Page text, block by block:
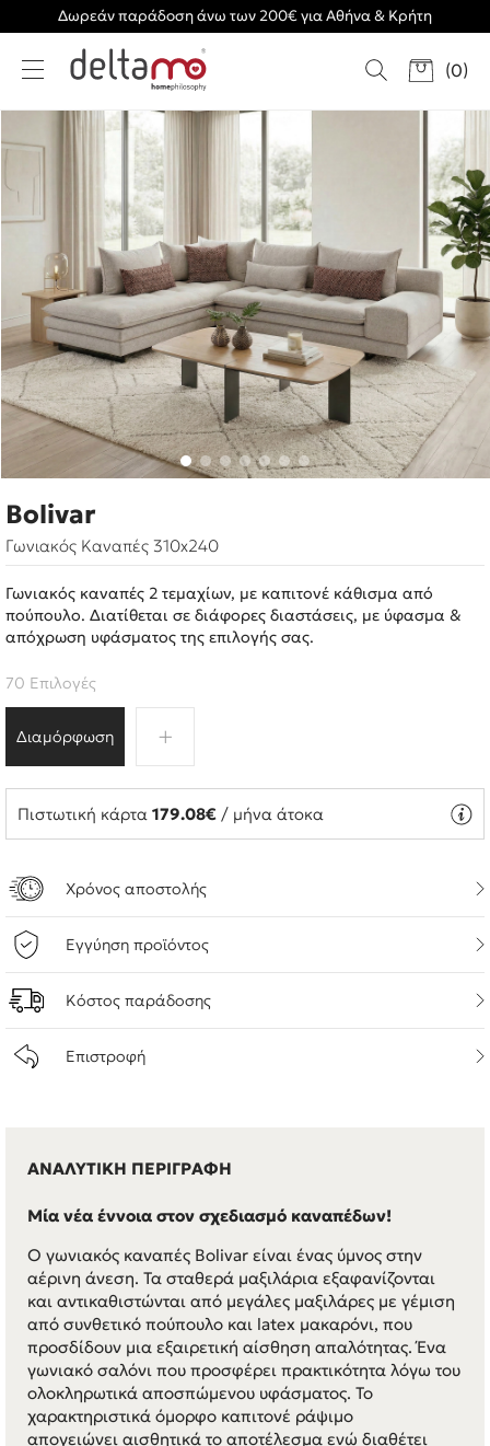
Δωρεάν παράδοση άνω των 200€ για Αθήνα & Κρήτη
(0)
Bolivar
Γωνιακός Καναπές 310x240
Γωνιακός καναπές 2 τεμαχίων, με καπιτονέ κάθισμα από
πούπουλο. Διατίθεται σε διάφορες διαστάσεις, με ύφασμα &
απόχρωση υφάσματος της επιλογής σας.
Διαμόρφωση
70 Επιλογές
Πιστωτική κάρτα 179.08€ / μήνα άτοκα
Χρόνος αποστολής
Εγγύηση προϊόντος
Κόστος παράδοσης
Επιστροφή
ΑΝΑΛΥΤΙΚΗ ΠΕΡΙΓΡΑΦΗ
Μία νέα έννοια στον σχεδιασμό καναπέδων!
Ο γωνιακός καναπές Bolivar είναι ένας ύμνος στην
αέρινη άνεση. Τα σταθερά μαξιλάρια εξαφανίζονται
και αντικαθιστώνται από μεγάλες μαξιλάρες με γέμιση
από συνθετικό πούπουλο και latex μακαρόνι, που
προσδίδουν μια εξαιρετική αίσθηση απαλότητας. Ένα
γωνιακό σαλόνι που προσφέρει πρακτικότητα λόγω του
ολοκληρωτικά αποσπώμενου υφάσματος. Το
χαρακτηριστικά όμορφο καπιτονέ ράψιμο
απογειώνει αισθητικά το αποτέλεσμα ενώ διαθέτει